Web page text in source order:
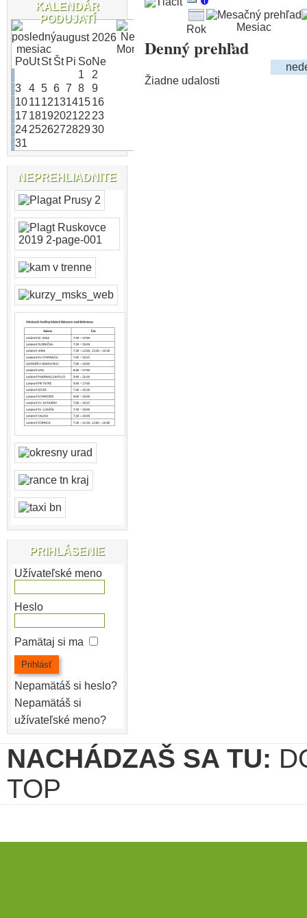
Rok Mesiac
Denný prehľad
Žiadne udalosti
KALENDÁR
PODUJATÍ
august 2026
PoUtSt Št Pi SoNe
1
2
3
4 5 6 7 8
9
10111213141516
17 1819202122 23
24252627282930
31
NEPREHLIADNITE
PRIHLÁSENIE
Užívateľské meno
Heslo
Pamätaj si ma
Nepamätáš si heslo?
Nepamätáš si
užívateľské meno?
NACHÁDZAŠ SA TU:
TOP